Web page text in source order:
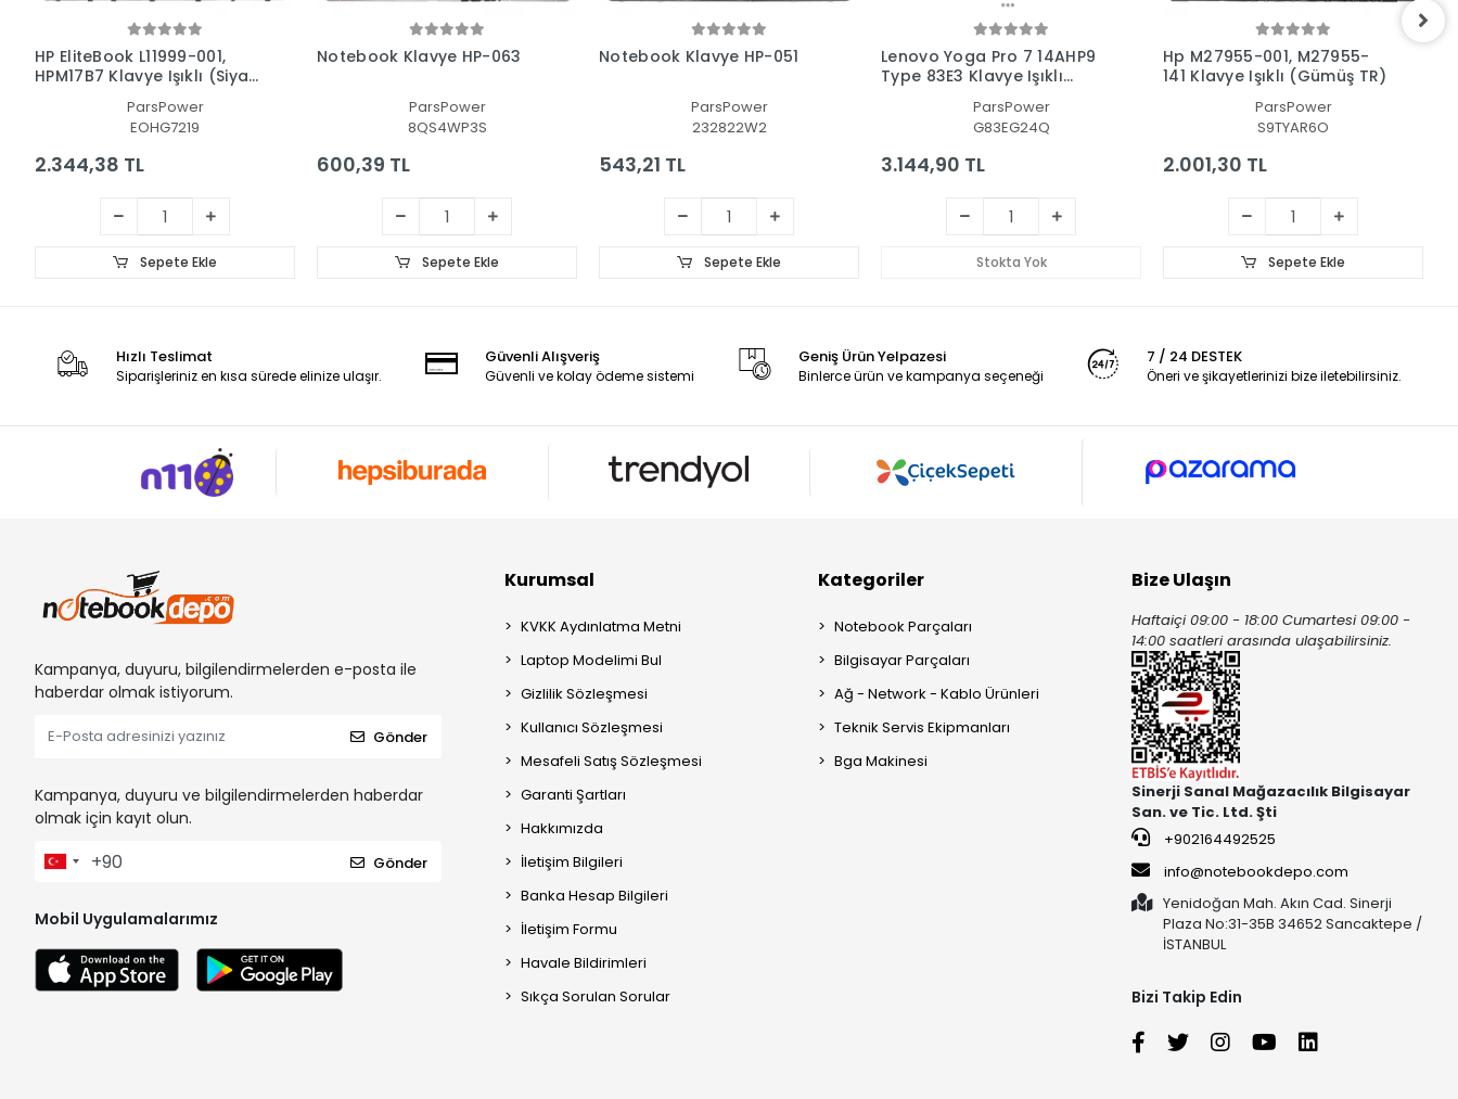
HP EliteBook L11999-001,
HPM17B7 Klavye Işıklı (Siyah
ParsPower
EOHG7219
2.344,38 TL
Sepete Ekle
Notebook Klavye HP-063
ParsPower
8QS4WP3S
600,39 TL
Sepete Ekle
Notebook Klavye HP-051
ParsPower
232822W2
543,21 TL
Sepete Ekle
Lenovo Yoga Pro 7 14AHP9
Type 83E3 Klavye Işıklı
ParsPower
G83EG24Q
3.144,90 TL
Stokta Yok
Hp M27955-001, M27955-
141 Klavye Işıklı (Gümüş TR)
ParsPower
S9TYAR6O
2.001,30 TL
Sepete Ekle
Hızlı Teslimat
Siparişleriniz en kısa sürede elinize ulaşır.
Güvenli Alışveriş
Güvenli ve kolay ödeme sistemi
Geniş Ürün Yelpazesi
Binlerce ürün ve kampanya seçeneği
7 / 24 DESTEK
Öneri ve şikayetlerinizi bize iletebilirsiniz.
Kampanya, duyuru, bilgilendirmelerden e-posta ile
haberdar olmak istiyorum.
Gönder
Kampanya, duyuru ve bilgilendirmelerden haberdar
olmak için kayıt olun.
Gönder
Mobil Uygulamalarımız
Kurumsal
KVKK Aydınlatma Metni
Laptop Modelimi Bul
Gizlilik Sözleşmesi
Kullanıcı Sözleşmesi
Mesafeli Satış Sözleşmesi
Garanti Şartları
Hakkımızda
İletişim Bilgileri
Banka Hesap Bilgileri
İletişim Formu
Havale Bildirimleri
Sıkça Sorulan Sorular
Kategoriler
Notebook Parçaları
Bilgisayar Parçaları
Ağ - Network - Kablo Ürünleri
Teknik Servis Ekipmanları
Bga Makinesi
Bize Ulaşın
Haftaiçi 09:00 - 18:00 Cumartesi 09:00 -
14:00 saatleri arasında ulaşabilirsiniz.
Sinerji Sanal Mağazacılık Bilgisayar
San. ve Tic. Ltd. Şti
+902164492525
info@notebookdepo.com
Yenidoğan Mah. Akın Cad. Sinerji
Plaza No:31-35B 34652 Sancaktepe /
İSTANBUL
Bizi Takip Edin